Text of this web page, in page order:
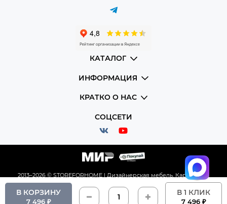
В КОРЗИНУ
7 496 ₽
В 1 КЛИК
7 496 ₽
КАТАЛОГ
ИНФОРМАЦИЯ
КРАТКО О НАС
СОЦСЕТИ
2013–2026 © STOREFORHOME | Дизайнерская мебель. Карта сайта